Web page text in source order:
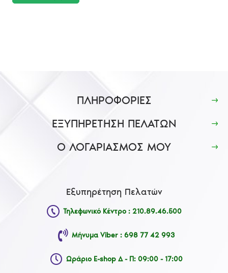
ΠΛΗΡΟΦΟΡΙΕΣ
ΕΞΥΠΗΡΕΤΗΣΗ ΠΕΛΑΤΩΝ
Ο ΛΟΓΑΡΙΑΣΜΟΣ ΜΟΥ
Εξυπηρέτηση Πελατών
Τηλεφωνικό Κέντρο : 210.89.46.500
Μήνυμα Viber : 698 77 42 993
Ωράριο E-shop Δ - Π: 09:00 - 17:00